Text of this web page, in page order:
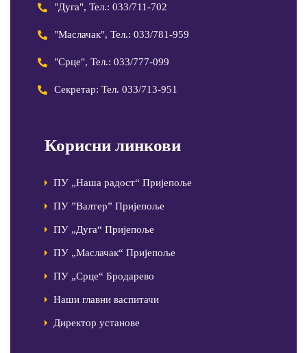
"Дуга", Тел.: 033/711-702
"Маслачак", Тел.: 033/781-959
"Срце", Тел.: 033/777-099
Секретар: Тел. 033/713-951
Корисни линкови
ПУ „Наша радост“ Пријепоље
ПУ ”Валтер” Пријепоље
ПУ „Дуга“ Пријепоље
ПУ „Маслачак“ Пријепоље
ПУ „Срце“ Бродарево
Наши главни васпитачи
Директор установе